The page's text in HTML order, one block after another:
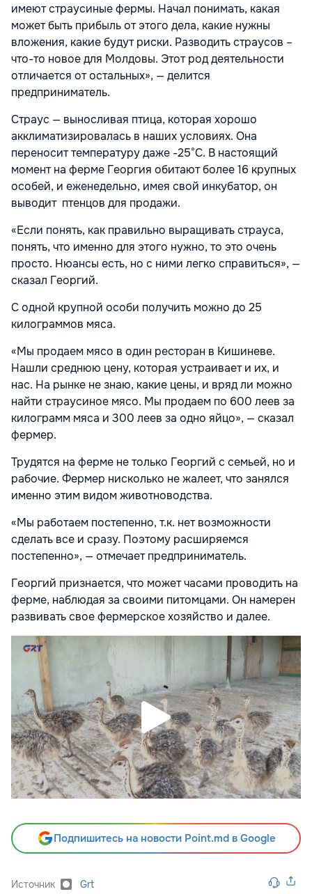
имеют страусиные фермы. Начал понимать, какая
может быть прибыль от этого дела, какие нужны
вложения, какие будут риски. Разводить страусов –
что-то новое для Молдовы. Этот род деятельности
отличается от остальных», — делится
предприниматель.
Страус — выносливая птица, которая хорошо
акклиматизировалась в наших условиях. Она
переносит температуру даже -25°С. В настоящий
момент на ферме Георгия обитают более 16 крупных
особей, и еженедельно, имея свой инкубатор, он
выводит птенцов для продажи.
«Если понять, как правильно выращивать страуса,
понять, что именно для этого нужно, то это очень
просто. Нюансы есть, но с ними легко справиться», —
сказал Георгий.
С одной крупной особи получить можно до 25
килограммов мяса.
«Мы продаем мясо в один ресторан в Кишиневе.
Нашли среднюю цену, которая устраивает и их, и
нас. На рынке не знаю, какие цены, и вряд ли можно
найти страусиное мясо. Мы продаем по 600 леев за
килограмм мяса и 300 леев за одно яйцо», — сказал
фермер.
Трудятся на ферме не только Георгий с семьей, но и
рабочие. Фермер нисколько не жалеет, что занялся
именно этим видом животноводства.
«Мы работаем постепенно, т.к. нет возможности
сделать все и сразу. Поэтому расширяемся
постепенно», — отмечает предприниматель.
Георгий признается, что может часами проводить на
ферме, наблюдая за своими питомцами. Он намерен
развивать свое фермерское хозяйство и далее.
Подпишитесь на новости Point.md в Google
Источник Grt